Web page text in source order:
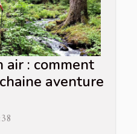
air : comment
aventure